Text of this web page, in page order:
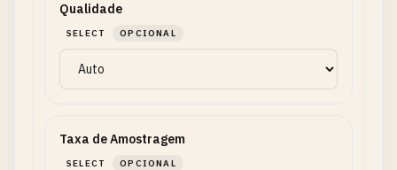
Qualidade
SELECT OPCIONAL
Taxa de Amostragem
SELECT OPCIONAL